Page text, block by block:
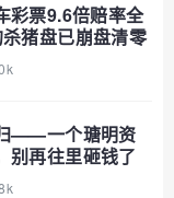
彩票9.6倍赔率全
猪盘已崩盘清零
——一个瑭明资
别再往里砸钱了